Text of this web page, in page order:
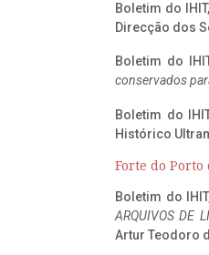
Boletim do
Direcção dos
Boletim do
conservados
Boletim do
Histórico
Forte do Porto
Boletim do
ARQUIVOS DE
Artur Teodoro